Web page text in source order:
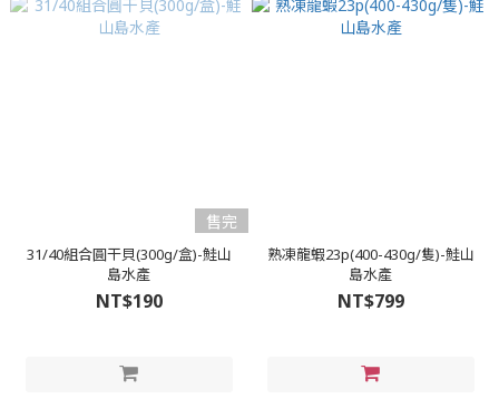
售完
31/40組合圓干貝(300g/盒)-鮭山
島水產
NT$190
熟凍龍蝦23p(400-430g/隻)-鮭山
島水產
NT$799